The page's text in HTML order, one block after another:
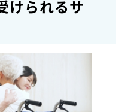
けられるサ